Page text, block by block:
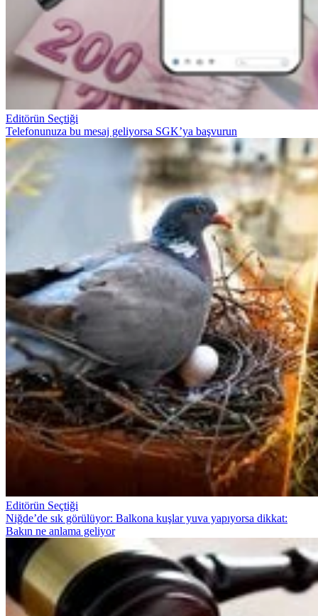
Editörün Seçtiği
Telefonunuza bu mesaj geliyorsa SGK’ya başvurun
Editörün Seçtiği
Niğde’de sık görülüyor: Balkona kuşlar yuva yapıyorsa dikkat:
Bakın ne anlama geliyor